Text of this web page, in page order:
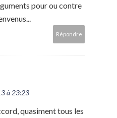
pour ou contre
Répondre
à 23:23
quasiment tous les